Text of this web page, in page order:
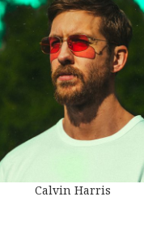
Calvin Harris